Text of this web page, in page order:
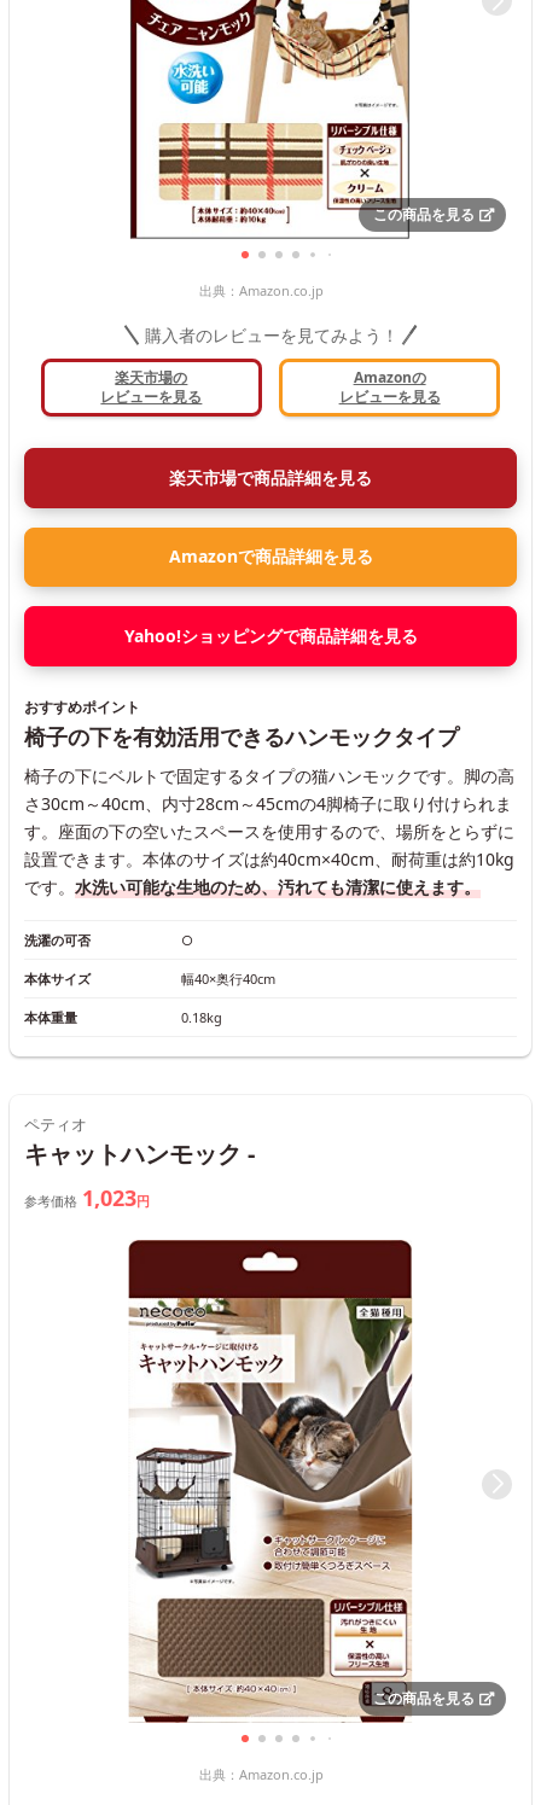
この商品を見る
出典： Amazon.co.jp
購入者のレビューを見てみよう！
楽天市場の
レビューを見る
Amazonの
レビューを見る
楽天市場で商品詳細を見る
Amazonで商品詳細を見る
Yahoo!ショッピングで商品詳細を見る
おすすめポイント
椅子の下を有効活用できるハンモックタイプ
椅子の下にベルトで固定するタイプの猫ハンモックです。脚の高
さ30cm～40cm、内寸28cm～45cmの4脚椅子に取り付けられま
す。座面の下の空いたスペースを使用するので、場所をとらずに
設置できます。本体のサイズは約40cm×40cm、耐荷重は約10kg
です。 水洗い可能な生地のため、汚れても清潔に使えます。
洗濯の可否 ○
本体サイズ 幅40×奥行40cm
本体重量 0.18kg
ペティオ
キャットハンモック -
参考価格 1,023円
この商品を見る
出典： Amazon.co.jp